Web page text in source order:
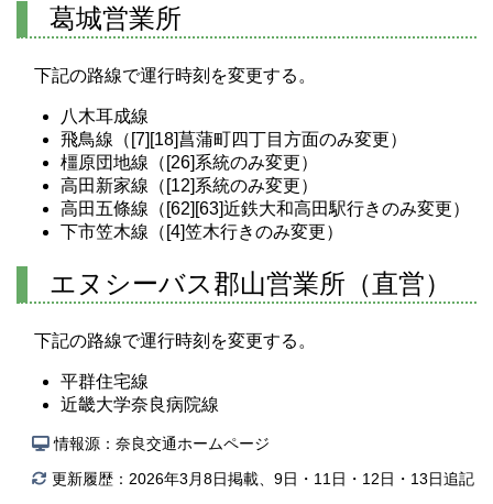
葛城営業所
下記の路線で運行時刻を変更する。
八木耳成線
飛鳥線（[7][18]菖蒲町四丁目方面のみ変更）
橿原団地線（[26]系統のみ変更）
高田新家線（[12]系統のみ変更）
高田五條線（[62][63]近鉄大和高田駅行きのみ変更）
下市笠木線（[4]笠木行きのみ変更）
エヌシーバス郡山営業所（直営）
下記の路線で運行時刻を変更する。
平群住宅線
近畿大学奈良病院線
情報源：奈良交通ホームページ
更新履歴：2026年3月8日掲載、9日・11日・12日・13日追記